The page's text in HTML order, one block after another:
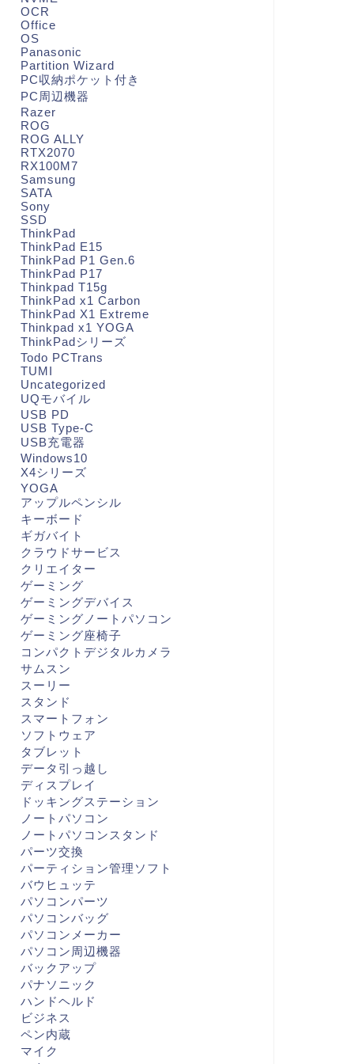
OCR
Office
OS
Panasonic
Partition Wizard
PC収納ポケット付き
PC周辺機器
Razer
ROG
ROG ALLY
RTX2070
RX100M7
Samsung
SATA
Sony
SSD
ThinkPad
ThinkPad E15
ThinkPad P1 Gen.6
ThinkPad P17
Thinkpad T15g
ThinkPad x1 Carbon
ThinkPad X1 Extreme
Thinkpad x1 YOGA
ThinkPadシリーズ
Todo PCTrans
TUMI
Uncategorized
UQモバイル
USB PD
USB Type-C
USB充電器
Windows10
X4シリーズ
YOGA
アップルペンシル
キーボード
ギガバイト
クラウドサービス
クリエイター
ゲーミング
ゲーミングデバイス
ゲーミングノートパソコン
ゲーミング座椅子
コンパクトデジタルカメラ
サムスン
スーリー
スタンド
スマートフォン
ソフトウェア
タブレット
データ引っ越し
ディスプレイ
ドッキングステーション
ノートパソコン
ノートパソコンスタンド
パーツ交換
パーティション管理ソフト
バウヒュッテ
パソコンパーツ
パソコンバッグ
パソコンメーカー
パソコン周辺機器
バックアップ
パナソニック
ハンドヘルド
ビジネス
ペン内蔵
マイク